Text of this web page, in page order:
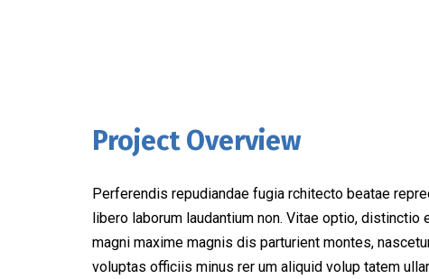
Project Overview
Perferendis repudiandae fugia rchitecto beatae
libero laborum laudantium non. Vitae optio,
magni maxime magnis dis parturient montes,
voluptas officiis minus rer um aliquid volup tatem